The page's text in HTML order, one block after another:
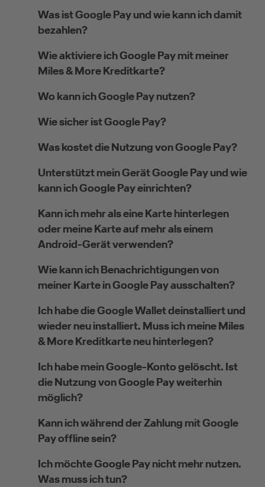
Was ist Google Pay und wie kann ich damit
bezahlen?
Wie aktiviere ich Google Pay mit meiner
Miles & More Kreditkarte?
Wo kann ich Google Pay nutzen?
Wie sicher ist Google Pay?
Was kostet die Nutzung von Google Pay?
Unterstützt mein Gerät Google Pay und wie
kann ich Google Pay einrichten?
Kann ich mehr als eine Karte hinterlegen
oder meine Karte auf mehr als einem
Android-Gerät verwenden?
Wie kann ich Benachrichtigungen von
meiner Karte in Google Pay ausschalten?
Ich habe die Google Wallet deinstalliert und
wieder neu installiert. Muss ich meine Miles
& More Kreditkarte neu hinterlegen?
Ich habe mein Google-Konto gelöscht. Ist
die Nutzung von Google Pay weiterhin
möglich?
Kann ich während der Zahlung mit Google
Pay offline sein?
Ich möchte Google Pay nicht mehr nutzen.
Was muss ich tun?